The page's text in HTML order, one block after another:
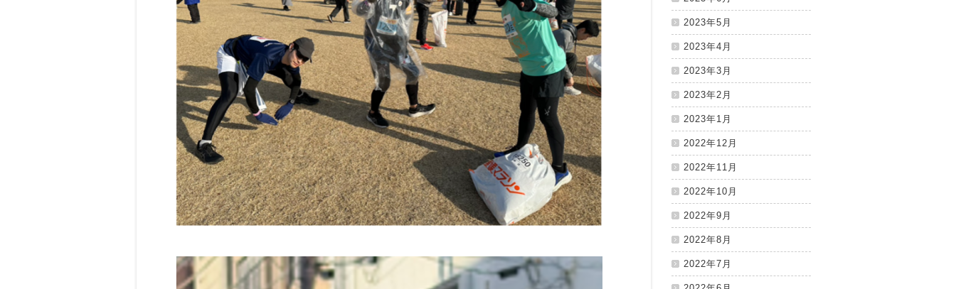
2023年5月
2023年4月
2023年3月
2023年2月
2023年1月
2022年12月
2022年11月
2022年10月
2022年9月
2022年8月
2022年7月